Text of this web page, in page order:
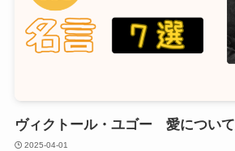
ヴィクトール・ユゴー 愛につい
2025-04-01